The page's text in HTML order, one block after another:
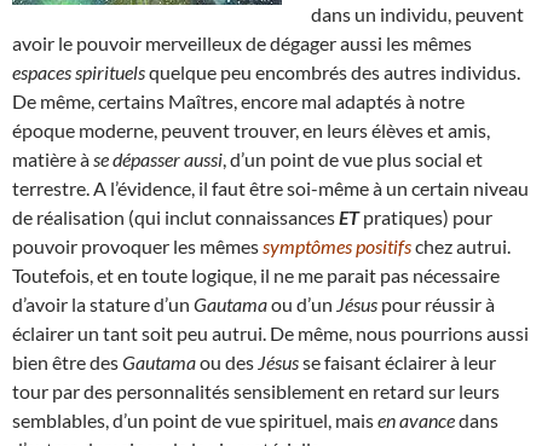
dans un individu, peuvent
avoir le pouvoir merveilleux de dégager aussi les mêmes
espaces spirituelsquelque peu encombrés des autres individus.
De même, certains Maîtres, encore mal adaptés à notre
époque moderne, peuvent trouver, en leurs élèves et amis,
matière à se dépasser aussi , d’un point de vue plus social et
terrestre. A l’évidence, il faut être soi-même à un certain niveau
de réalisation (qui inclut connaissancesETpratiques) pour
pouvoir provoquer les mêmes symptômes positifschez autrui.
Toutefois, et en toute logique, il ne me parait pas nécessaire
d’avoir la stature d’un Gautamaou d’un Jésus pour réussir à
éclairer un tant soit peu autrui. De même, nous pourrions aussi
bien être desGautamaou des Jésusse faisant éclairer à leur
tour par des personnalités sensiblement en retard sur leurs
semblables, d’un point de vue spirituel, maisen avancedans